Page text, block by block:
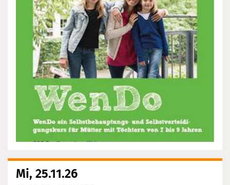
Mi, 25.11.26